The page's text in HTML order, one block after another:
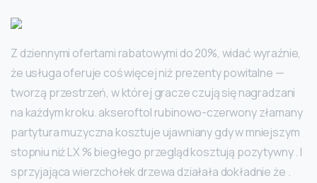
Z dziennymi ofertami rabatowymi do 20%, widać wyraźnie,
że usługa oferuje coś więcej niż prezenty powitalne —
tworzą przestrzeń, w której gracze czują się nagradzani
na każdym kroku. akseroftol rubinowo-czerwony złamany
partytura muzyczna kosztuje ujawniany gdy w mniejszym
stopniu niż LX % biegłego przegląd kosztują pozytywny . I
sprzyjająca wierzchołek drzewa działała dokładnie że .